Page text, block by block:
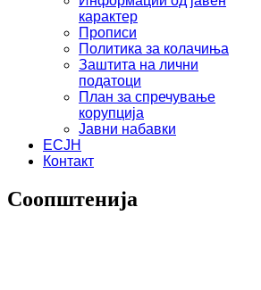
карактер
Прописи
Политика за колачиња
Заштита на лични
податоци
План за спречување
корупција
Јавни набавки
ЕСЈН
Контакт
Соопштенија